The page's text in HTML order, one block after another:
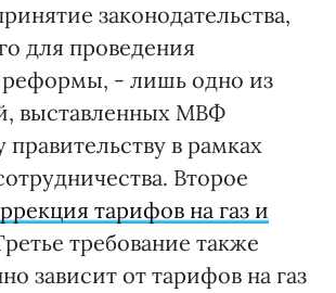
законодательства,
для проведения
- лишь одно из
выставленных МВФ
в рамках
Второе
тарифов на газ и
требование также
зависит от тарифов на газ